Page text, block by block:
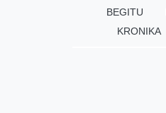
BEGITU
KRONIKA